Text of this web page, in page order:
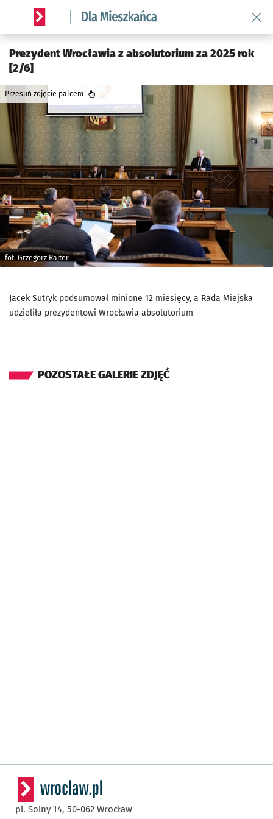
Serwis informacyjny wroclaw.pl podserwis: Dla mieszkańca
Prezydent Wrocławia z absolutorium za 2025 rok
[2/6]
fot. Grzegorz Rajter
Przesuń zdjęcie palcem
Jacek Sutryk podsumował minione 12 miesięcy, a Rada Miejska
udzieliła prezydentowi Wrocławia absolutorium
POZOSTAŁE GALERIE ZDJĘĆ
pl. Solny 14, 50-062 Wrocław